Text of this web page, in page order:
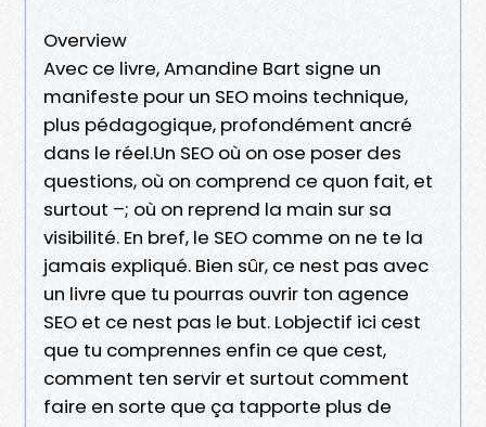
Overview
Avec ce livre, Amandine Bart signe un
manifeste pour un SEO moins technique,
plus pédagogique, profondément ancré
dans le réel.Un SEO où on ose poser des
questions, où on comprend ce quon fait, et
surtout –; où on reprend la main sur sa
visibilité. En bref, le SEO comme on ne te la
jamais expliqué. Bien sûr, ce nest pas avec
un livre que tu pourras ouvrir ton agence
SEO et ce nest pas le but. Lobjectif ici cest
que tu comprennes enfin ce que cest,
comment ten servir et surtout comment
faire en sorte que ça tapporte plus de